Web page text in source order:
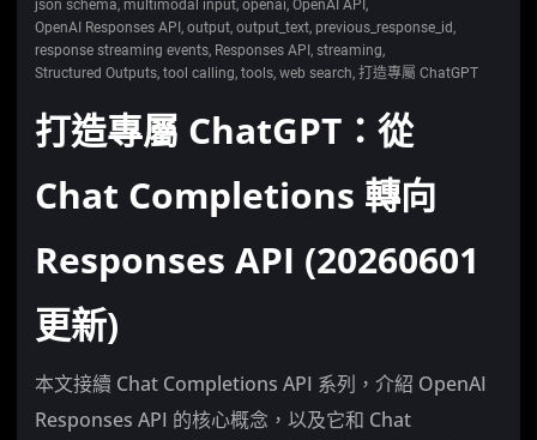
json schema,multimodal input,openai,OpenAI API,
OpenAI Responses API,output,output_text, previous_response_id,
response streaming events, Responses API,streaming,
Structured Outputs,tool calling,tools,web search,打造專屬 ChatGPT
打造專屬 ChatGPT：從
Chat Completions 轉向
Responses API (20260601
更新)
本文接續 Chat Completions API 系列，介紹 OpenAI
Responses API 的核心概念，以及它和 Chat